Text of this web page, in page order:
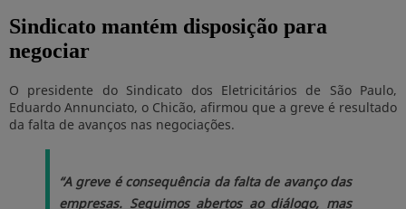
Sindicato mantém disposição para
negociar
O presidente do Sindicato dos Eletricitários de São Paulo,
Eduardo Annunciato, o Chicão, afirmou que a greve é resultado
da falta de avanços nas negociações.
“A greve é consequência da falta de avanço das
empresas. Seguimos abertos ao diálogo, mas